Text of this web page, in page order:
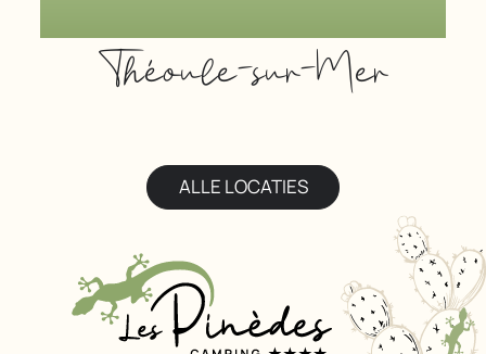
Théoule-sur-Mer
ALLE LOCATIES